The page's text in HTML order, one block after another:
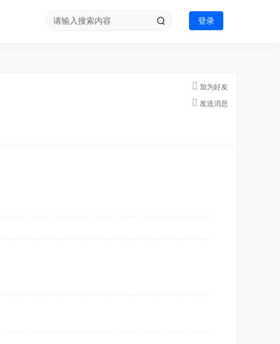
登录
加为好友
发送消息